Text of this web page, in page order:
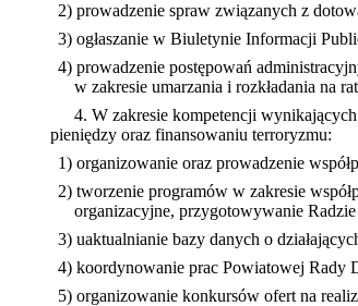
2) prowadzenie spraw związanych z
3) ogłaszanie w Biuletynie Informacji
4) prowadzenie postępowań
w zakresie umarzania i rozkładania na
4. W zakresie kompetencji
pieniędzy oraz finansowaniu terroryzmu:
1) organizowanie oraz prowadzenie
2) tworzenie programów w zakresie
organizacyjne, przygotowywanie
3) uaktualnianie bazy danych o
4) koordynowanie prac Powiatowej Rady
5) organizowanie konkursów ofert na